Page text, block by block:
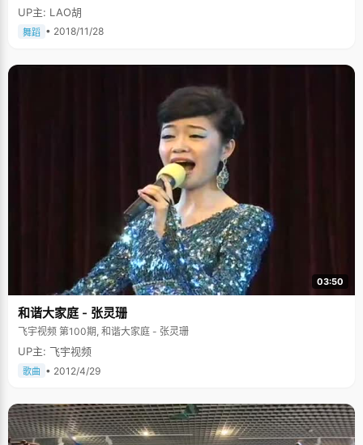
UP主: LAO胡
舞蹈 • 2018/11/28
03:50
和谐大家庭 - 张灵珊
飞宇视频 第100期, 和谐大家庭 - 张灵珊
UP主: 飞宇视频
歌曲 • 2012/4/29